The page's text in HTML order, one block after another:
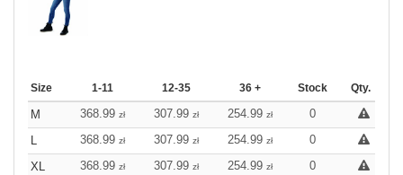
Size 1-11 12-35 36 + Stock Qty.
M 368.99 zł 307.99 zł 254.99 zł
0
L
368.99 zł 307.99 zł 254.99 zł
0
XL
368.99 zł 307.99 zł 254.99 zł
0